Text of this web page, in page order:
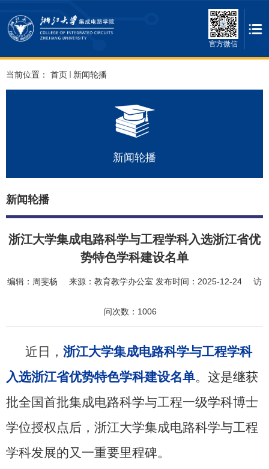
官方微信
当前位置： 首页 新闻轮播
新闻轮播
新闻轮播
浙江大学集成电路科学与工程学科入选浙江省优
势特色学科建设名单
编辑： 周斐杨 来源： 教育教学办公室 发布时间： 2025-12-24 访
问次数： 1006
近日， 浙江大学集成电路科学与工程学科
入选浙江省优势特色学科建设名单。这是继获
批全国首批集成电路科学与工程一级学科博士
学位授权点后，浙江大学集成电路科学与工程
学科发展的又一重要里程碑。